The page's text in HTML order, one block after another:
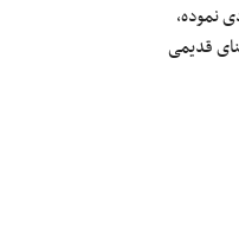
نموده،
قدیمی